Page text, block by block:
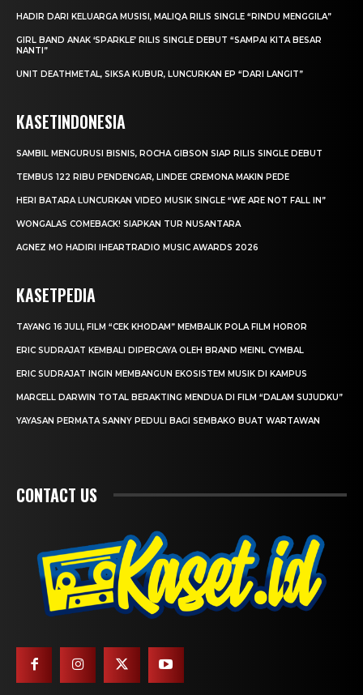
HADIR DARI KELUARGA MUSISI, MALIQA RILIS SINGLE “RINDU MENGGILA”
GIRL BAND ANAK ‘SPARKLE’ RILIS SINGLE DEBUT “SAMPAI KITA BESAR
NANTI”
UNIT DEATHMETAL, SIKSA KUBUR, LUNCURKAN EP “DARI LANGIT”
KASETINDONESIA
SAMBIL MENGURUSI BISNIS, ROCHA GIBSON SIAP RILIS SINGLE DEBUT
TEMBUS 122 RIBU PENDENGAR, LINDEE CREMONA MAKIN PEDE
HERI BATARA LUNCURKAN VIDEO MUSIK SINGLE “WE ARE NOT FALL IN”
WONGALAS COMEBACK! SIAPKAN TUR NUSANTARA
AGNEZ MO HADIRI IHEARTRADIO MUSIC AWARDS 2026
KASETPEDIA
TAYANG 16 JULI, FILM “CEK KHODAM” MEMBALIK POLA FILM HOROR
ERIC SUDRAJAT KEMBALI DIPERCAYA OLEH BRAND MEINL CYMBAL
ERIC SUDRAJAT INGIN MEMBANGUN EKOSISTEM MUSIK DI KAMPUS
MARCELL DARWIN TOTAL BERAKTING MENDUA DI FILM “DALAM SUJUDKU”
YAYASAN PERMATA SANNY PEDULI BAGI SEMBAKO BUAT WARTAWAN
CONTACT US